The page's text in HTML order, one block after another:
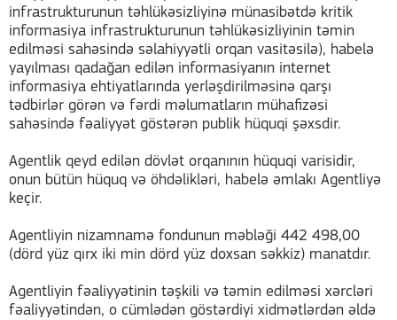
infrastrukturunun təhlükəsizliyinə münasibətdə kritik
informasiya infrastrukturunun təhlükəsizliyinin təmin
edilməsi sahəsində səlahiyyətli orqan vasitəsilə), habelə
yayılması qadağan edilən informasiyanın internet
informasiya ehtiyatlarında yerləşdirilməsinə qarşı
tədbirlər görən və fərdi məlumatların mühafizəsi
sahəsində fəaliyyət göstərən publik hüquqi şəxsdir.
Agentlik qeyd edilən dövlət orqanının hüquqi varisidir,
onun bütün hüquq və öhdəlikləri, habelə əmlakı Agentliyə
keçir.
Agentliyin nizamnamə fondunun məbləği 442 498,00
(dörd yüz qırx iki min dörd yüz doxsan səkkiz) manatdır.
Agentliyin fəaliyyətinin təşkili və təmin edilməsi xərcləri
fəaliyyətindən, o cümlədən göstərdiyi xidmətlərdən əldə